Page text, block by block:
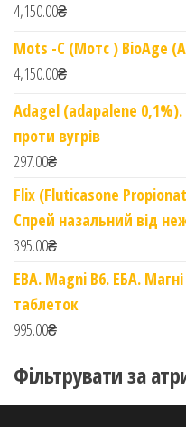
4,150.00₴
Mots -C (Мотс ) BioAge
4,150.00₴
Adagel (adapalene
проти вугрів
297.00₴
Flix (Fluticasone
Спрей назальний від
395.00₴
EBA. Magni B6. ЕБА.
таблеток
995.00₴
Фільтрувати за